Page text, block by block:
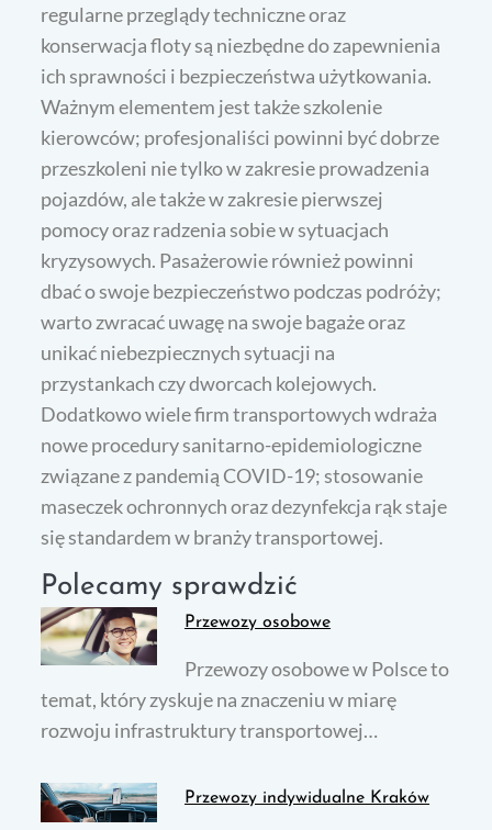
regularne przeglądy techniczne oraz
konserwacja floty są niezbędne do zapewnienia
ich sprawności i bezpieczeństwa użytkowania.
Ważnym elementem jest także szkolenie
kierowców; profesjonaliści powinni być dobrze
przeszkoleni nie tylko w zakresie prowadzenia
pojazdów, ale także w zakresie pierwszej
pomocy oraz radzenia sobie w sytuacjach
kryzysowych. Pasażerowie również powinni
dbać o swoje bezpieczeństwo podczas podróży;
warto zwracać uwagę na swoje bagaże oraz
unikać niebezpiecznych sytuacji na
przystankach czy dworcach kolejowych.
Dodatkowo wiele firm transportowych wdraża
nowe procedury sanitarno-epidemiologiczne
związane z pandemią COVID-19; stosowanie
maseczek ochronnych oraz dezynfekcja rąk staje
się standardem w branży transportowej.
Polecamy sprawdzić
Przewozy osobowe
Przewozy osobowe w Polsce to
temat, który zyskuje na znaczeniu w miarę
rozwoju infrastruktury transportowej…
Przewozy indywidualne Kraków